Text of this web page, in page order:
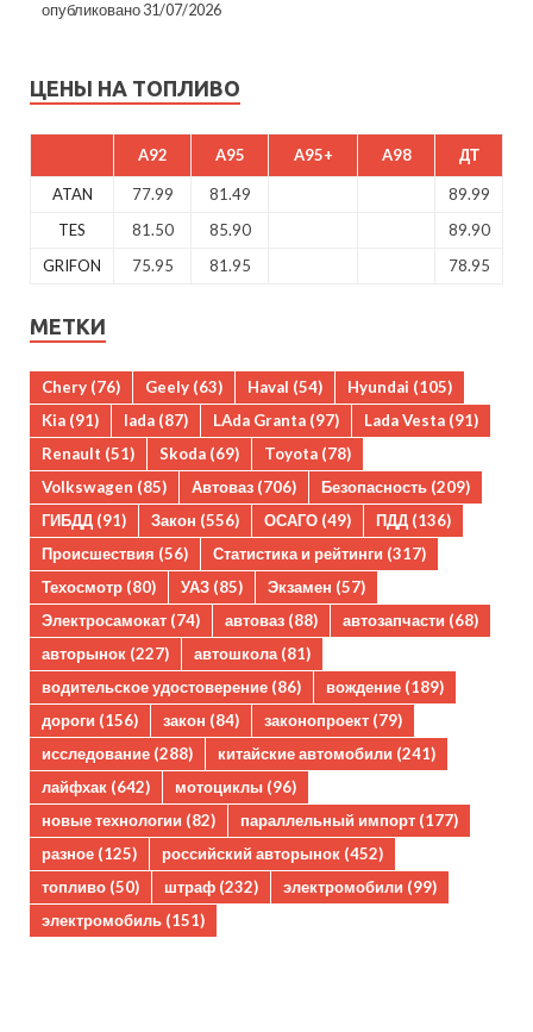
опубликовано 31/07/2026
ЦЕНЫ НА ТОПЛИВО
A92 A95 A95+ A98 ДТ
ATAN 77.99 81.49
89.99
TES
81.50 85.90
89.90
GRIFON
75.95 81.95 78.95
МЕТКИ
Chery (76) Geely (63) Haval (54) Hyundai (105)
Kia (91) lada (87) LAda Granta (97) Lada Vesta (91)
Renault (51) Skoda (69) Toyota (78)
Volkswagen (85) Автоваз (706) Безопасность (209)
ГИБДД (91) Закон (556) ОСАГО (49) ПДД (136)
Происшествия (56) Статистика и рейтинги (317)
Техосмотр (80) УАЗ (85) Экзамен (57)
Электросамокат (74) автоваз (88) автозапчасти (68)
авторынок (227) автошкола(81)
водительское удостоверение (86) вождение (189)
дороги (156) закон (84) законопроект (79)
исследование (288) китайские автомобили (241)
лайфхак (642) мотоциклы (96)
новые технологии (82) параллельный импорт (177)
разное (125) российский авторынок (452)
топливо (50) штраф (232) электромобили (99)
электромобиль (151)